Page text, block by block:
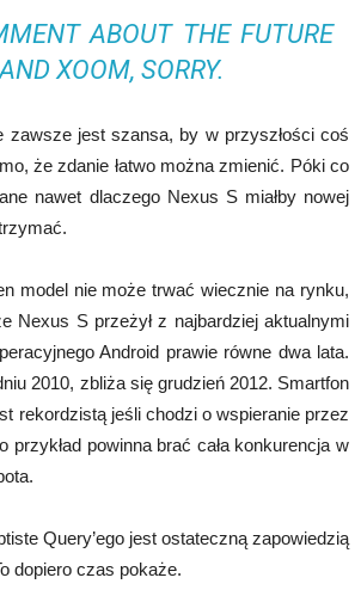
ABOUT THE FUTURE
XOOM, SORRY.
zawsze jest szansa, by w przyszłości coś
że zdanie łatwo można zmienić. Póki co
nawet dlaczego Nexus S miałby nowej
model nie może trwać wiecznie na rynku,
Nexus S przeżył z najbardziej aktualnymi
Android prawie równe dwa lata.
2010, zbliża się grudzień 2012. Smartfon
rekordzistą jeśli chodzi o wspieranie przez
przykład powinna brać cała konkurencja w
Query’ego jest ostateczną zapowiedzią
dopiero czas pokaże.